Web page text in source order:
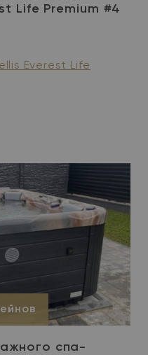
Life Premium #4
Everest Life
спа-